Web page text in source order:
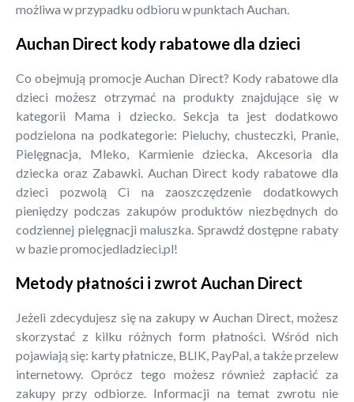
możliwa w przypadku odbioru w punktach Auchan.
Auchan Direct kody rabatowe dla dzieci
Co obejmują promocje Auchan Direct? Kody rabatowe dla
dzieci możesz otrzymać na produkty znajdujące się w
kategorii Mama i dziecko. Sekcja ta jest dodatkowo
podzielona na podkategorie: Pieluchy, chusteczki, Pranie,
Pielęgnacja, Mleko, Karmienie dziecka, Akcesoria dla
dziecka oraz Zabawki. Auchan Direct kody rabatowe dla
dzieci pozwolą Ci na zaoszczędzenie dodatkowych
pieniędzy podczas zakupów produktów niezbędnych do
codziennej pielęgnacji maluszka. Sprawdź dostępne rabaty
w bazie promocjedladzieci.pl!
Metody płatności i zwrot Auchan Direct
Jeżeli zdecydujesz się na zakupy w Auchan Direct, możesz
skorzystać z kilku różnych form płatności. Wśród nich
pojawiają się: karty płatnicze, BLIK, PayPal, a także przelew
internetowy. Oprócz tego możesz również zapłacić za
zakupy przy odbiorze. Informacji na temat zwrotu nie